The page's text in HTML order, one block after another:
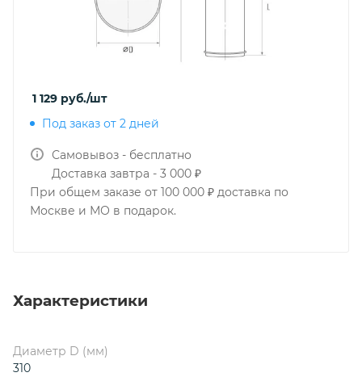
1 129 руб./шт
Под заказ от 2 дней
Самовывоз - бесплатно
Доставка завтра - 3 000 ₽
При общем заказе от 100 000 ₽ доставка по
Москве и МО в подарок.
Характеристики
Диаметр D (мм)
310